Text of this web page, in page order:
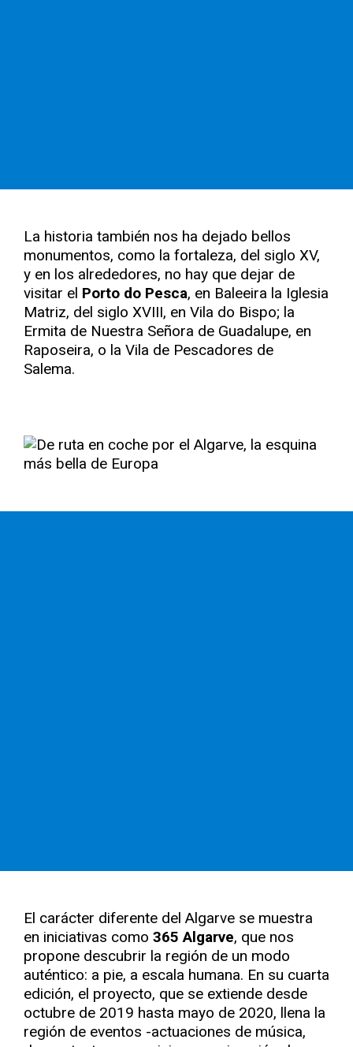
La historia también nos ha dejado bellos
monumentos, como la fortaleza, del siglo XV,
y en los alrededores, no hay que dejar de
visitar el Porto do Pesca, en Baleeira la Iglesia
Matriz, del siglo XVIII, en Vila do Bispo; la
Ermita de Nuestra Señora de Guadalupe, en
Raposeira, o la Vila de Pescadores de
Salema.
El carácter diferente del Algarve se muestra
en iniciativas como 365 Algarve, que nos
propone descubrir la región de un modo
auténtico: a pie, a escala humana. En su cuarta
edición, el proyecto, que se extiende desde
octubre de 2019 hasta mayo de 2020, llena la
región de eventos -actuaciones de música,